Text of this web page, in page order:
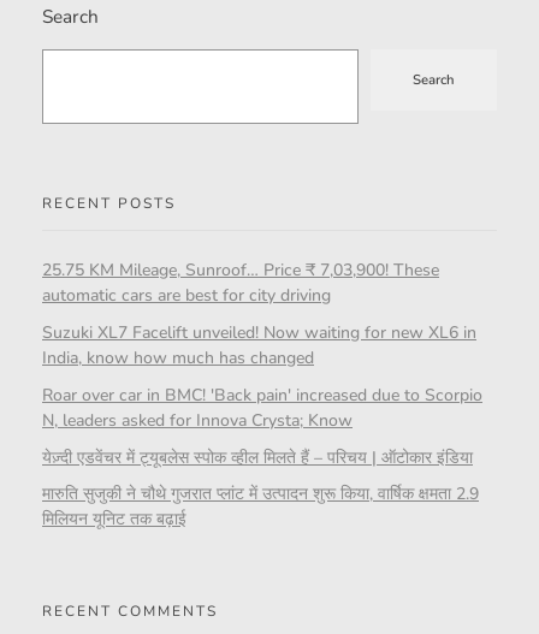
Search
Search
RECENT POSTS
25.75 KM Mileage, Sunroof… Price ₹ 7,03,900! These
automatic cars are best for city driving
Suzuki XL7 Facelift unveiled! Now waiting for new XL6 in
India, know how much has changed
Roar over car in BMC! 'Back pain' increased due to Scorpio
N, leaders asked for Innova Crysta; Know
येज़्दी एडवेंचर में ट्यूबलेस स्पोक व्हील मिलते हैं – परिचय | ऑटोकार इंडिया
मारुति सुजुकी ने चौथे गुजरात प्लांट में उत्पादन शुरू किया, वार्षिक क्षमता 2.9
मिलियन यूनिट तक बढ़ाई
RECENT COMMENTS